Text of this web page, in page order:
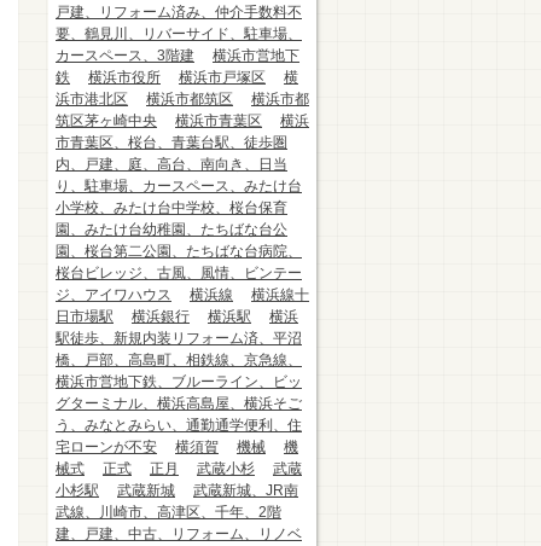
戸建、リフォーム済み、仲介手数料不
要、鶴見川、リバーサイド、駐車場、
カースペース、3階建
横浜市営地下
鉄
横浜市役所 横浜市戸塚区
横
浜市港北区
横浜市都筑区
横浜市都
筑区茅ヶ崎中央
横浜市青葉区
横浜
市青葉区、桜台、青葉台駅、徒歩圏
内、戸建、庭、高台、南向き、日当
り、駐車場、カースペース、みたけ台
小学校、みたけ台中学校、桜台保育
園、みたけ台幼稚園、たちばな台公
園、桜台第二公園、たちばな台病院、
桜台ビレッジ、古風、風情、ビンテー
ジ、アイワハウス
横浜線
横浜線十
日市場駅
横浜銀行 横浜駅
横浜
駅徒歩、新規内装リフォーム済、平沼
橋、戸部、高島町、相鉄線、京急線、
横浜市営地下鉄、ブルーライン、ビッ
グターミナル、横浜高島屋、横浜そご
う、みなとみらい、通勤通学便利、住
宅ローンが不安
横須賀 機械
機
械式
正式 正月 武蔵小杉
武蔵
小杉駅
武蔵新城
武蔵新城、JR南
武線、川崎市、高津区、千年、2階
建、戸建、中古、リフォーム、リノベ